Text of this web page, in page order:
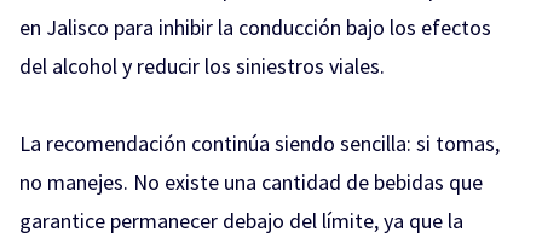
en Jalisco para inhibir la conducción bajo los efectos
del alcohol y reducir los siniestros viales.
La recomendación continúa siendo sencilla: si tomas,
no manejes. No existe una cantidad de bebidas que
garantice permanecer debajo del límite, ya que la